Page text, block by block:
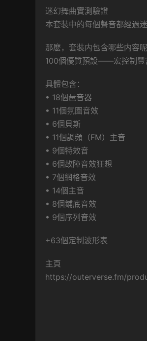
迷幻舞曲實測驗證
本套裝中的每個聲音都經過
那麽，套裝内包含哪些内容呢
100個優質預設——宏控制豐
具體包含：
• 18個琶音器
• 11個氛圍音效
• 6個貝斯
• 11個調頻（FM）主音
• 9個特效音
• 6個故障音效狂想
• 7個網格音效
• 14個主音
• 8個鋪底音效
• 9個序列音效
+63個定制波形表
主頁
https://outerverse.fm/